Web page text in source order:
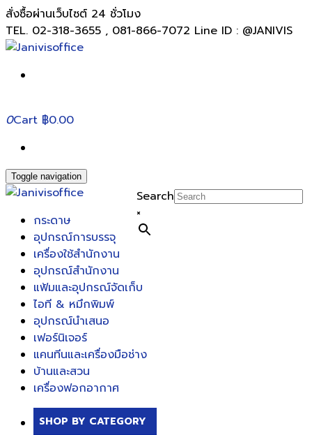
สั่งซื้อผ่านเว็บไซต์ 24 ชั่วโมง
TEL. 02-318-3655 , 081-866-7072 Line ID : @JANIVIS
0Cart ฿0.00
Toggle navigation
Search
×
กระดาษ
อุปกรณ์การบรรจุ
เครื่องใช้สำนักงาน
อุปกรณ์สำนักงาน
แฟ้มและอุปกรณ์จัดเก็บ
ไอที & หมึกพิมพ์
อุปกรณ์นำเสนอ
เฟอร์นิเจอร์
แคนทีนและเครื่องมือช่าง
บ้านและสวน
เครื่องฟอกอากาศ
SHOP BY CATEGORY